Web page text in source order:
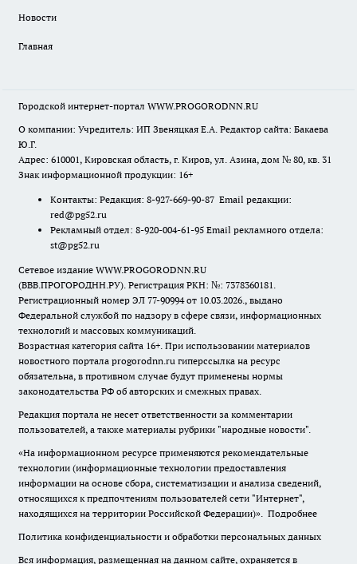
Новости
Главная
Городской интернет-портал WWW.PROGORODNN.RU
О компании: Учредитель: ИП Звеняцкая Е.А. Редактор сайта: Бакаева
Ю.Г.
Адрес: 610001, Кировская область, г. Киров, ул. Азина, дом № 80, кв. 31
Знак информационной продукции: 16+
Контакты: Редакция: 8-927-669-90-87 Email редакции:
red@pg52.ru
Рекламный отдел: 8-920-004-61-95 Email рекламного отдела:
st@pg52.ru
Сетевое издание WWW.PROGORODNN.RU
(ВВВ.ПРОГОРОДНН.РУ). Регистрация РКН: №: 7378360181.
Регистрационный номер ЭЛ 77-90994 от 10.03.2026., выдано
Федеральной службой по надзору в сфере связи, информационных
технологий и массовых коммуникаций.
Возрастная категория сайта 16+. При использовании материалов
новостного портала progorodnn.ru гиперссылка на ресурс
обязательна, в противном случае будут применены нормы
законодательства РФ об авторских и смежных правах.
Редакция портала не несет ответственности за комментарии
пользователей, а также материалы рубрики "народные новости".
«На информационном ресурсе применяются рекомендательные
технологии (информационные технологии предоставления
информации на основе сбора, систематизации и анализа сведений,
относящихся к предпочтениям пользователей сети "Интернет",
находящихся на территории Российской Федерации)». Подробнее
Политика конфиденциальности и обработки персональных данных
Вся информация, размещенная на данном сайте, охраняется в